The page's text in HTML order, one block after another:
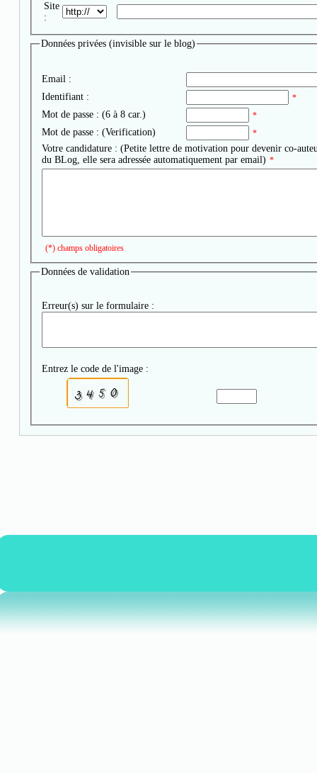
Site
:
Données privées (invisible sur le blog)
Email :
Identifiant :
*
Mot de passe : (6 à 8 car.) *
Mot de passe : (Verification) *
Votre candidature : (Petite lettre de motivation pour devenir co-
du BLog, elle sera adressée automatiquement par email) *
(*) champs obligatoires
Données de validation
Erreur(s) sur le formulaire :
Entrez le code de l'image :